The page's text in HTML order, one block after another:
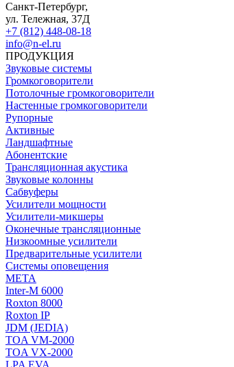
Санкт-Петербург,
ул. Тележная, 37Д
+7 (812) 448-08-18
info@n-el.ru
ПРОДУКЦИЯ
Звуковые системы
Громкоговорители
Потолочные громкоговорители
Настенные громкоговорители
Рупорные
Активные
Ландшафтные
Абонентские
Трансляционная акустика
Звуковые колонны
Сабвуферы
Усилители мощности
Усилители-микшеры
Оконечные трансляционные
Низкоомные усилители
Предварительные усилители
Системы оповещения
МЕТА
Inter-M 6000
Roxton 8000
Roxton IP
JDM (JEDIA)
TOA VM-2000
TOA VX-2000
LPA EVA